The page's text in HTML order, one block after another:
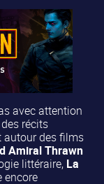
avec attention
récits
autour des films
Amiral Thrawn
littéraire, La
encore